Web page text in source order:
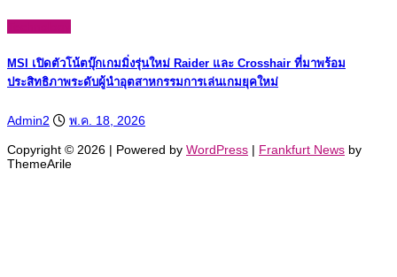
MSI เปิดตัวโน้ตบุ๊กเกมมิ่งรุ่นใหม่ Raider และ Crosshair ที่มาพร้อม
ประสิทธิภาพระดับผู้นำอุตสาหกรรมการเล่นเกมยุคใหม่
Admin2 พ.ค. 18, 2026
Copyright © 2026 | Powered by WordPress | Frankfurt News by
ThemeArile